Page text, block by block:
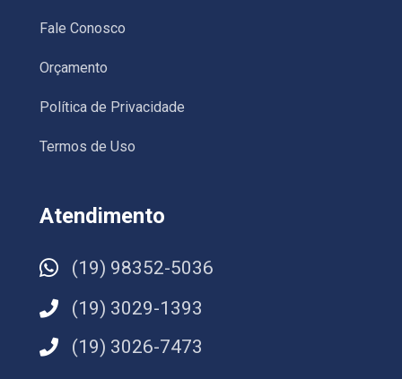
Fale Conosco
Orçamento
Política de Privacidade
Termos de Uso
Atendimento
(19) 98352-5036
(19) 3029-1393
(19) 3026-7473